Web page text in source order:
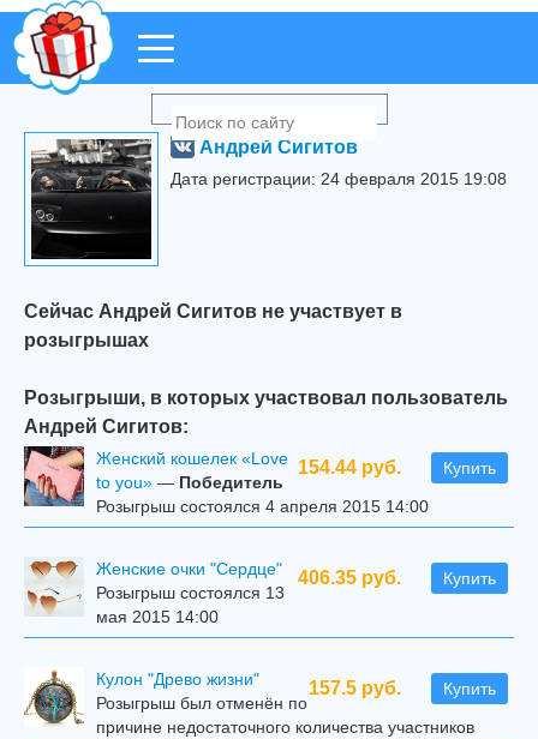
Андрей Сигитов
Дата регистрации: 24 февраля 2015 19:08
Сейчас Андрей Сигитов не участвует в
розыгрышах
Розыгрыши, в которых участвовал пользователь
Андрей Сигитов:
154.44 руб. Купить
Женский кошелек «Love
to you» — Победитель
Розыгрыш состоялся 4 апреля 2015 14:00
406.35 руб. Купить
Женские очки "Сердце"
Розыгрыш состоялся 13
мая 2015 14:00
157.5 руб. Купить
Кулон "Древо жизни"
Розыгрыш был отменён по
причине недостаточного количества участников